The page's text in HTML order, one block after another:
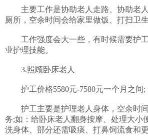
主要工作是协助老人走路、协助老人
厕所，空余时间会给家里做饭、打扫卫
工作强度会大一些，有时候需要护工
业护理技能。
3.照顾卧床老人
护工价格5580元-7580元一个月之间;
护工主要是护理老人身体，空余时间
务;如：给卧床老人翻身按摩、处理大小
洗身体、部分还需吸痰、打鼻饲流食和